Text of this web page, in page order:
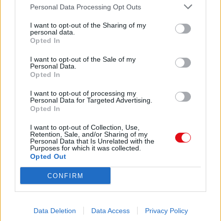
Personal Data Processing Opt Outs
I want to opt-out of the Sharing of my
personal data.
Opted In
I want to opt-out of the Sale of my
Personal Data.
Opted In
I want to opt-out of processing my
Personal Data for Targeted Advertising.
Opted In
I want to opt-out of Collection, Use,
Retention, Sale, and/or Sharing of my
Personal Data that Is Unrelated with the
Purposes for which it was collected.
Opted Out
CONFIRM
Data Deletion Data Access Privacy Policy
remozamiento del puente que ampliara
desafortunadamente, les
estaban avisando muy tarde y que solo
podrían ampliar un carril más por
sentido. Esto nos dice que el Estado estaba
dispuesto a pagar por cuatro
hacer dos, en consecuencia, se
infiere que el costo hubiera sido cercano al
doble de los 2.190 millones, o
sean 4.300 millones, por lo que no veo por
qué no invertir en los 320 m en
puentes metálicos que estoy sugiriendo, los
cuales no creo jamás que
cuesten 2.200 millones de colones.
ESTA ES LA BARANDA DE CONCRETO QUE
CREA UN DESPERDICIO DE ESPACIO
PARA QUE CIRCULEN UN TERCER CARRIL DE
VEHÍCULOS, YA QUE, AUNQUE ES
Comparte el documento
Enlace a esta página
Enlace permanente
Utilice el enlace permanente a la página de descarga del
documento para compartir su documento en Facebook,
electrónico, Messenger, Whatsapp, Line..